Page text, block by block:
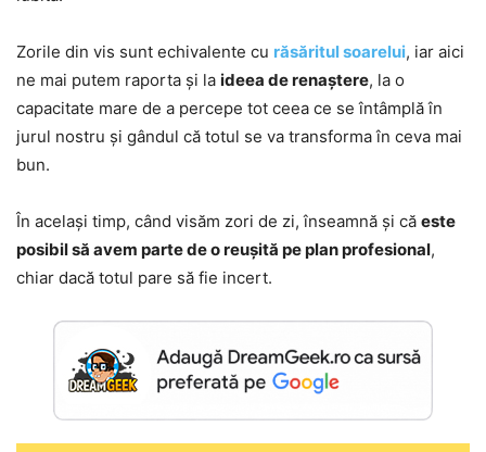
Zorile din vis sunt echivalente cu răsăritul soarelui, iar aici
ne mai putem raporta și la ideea de renaștere, la o
capacitate mare de a percepe tot ceea ce se întâmplă în
jurul nostru și gândul că totul se va transforma în ceva mai
bun.
În același timp, când visăm zori de zi, înseamnă și că este
posibil să avem parte de o reușită pe plan profesional,
chiar dacă totul pare să fie incert.